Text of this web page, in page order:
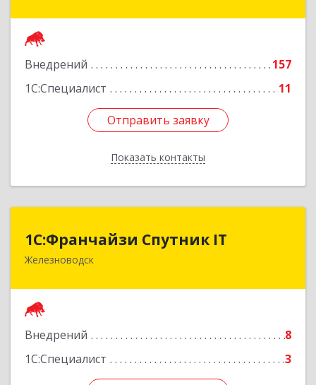
Внедрений
157
1С:Специалист
11
Отправить заявку
Показать контакты
Отправить заявку
Назад
1С:Франчайзи Спутник IT
Железноводск
Внедрений
8
1С:Специалист
3
1С:Франчайзи Спутник IT
357430, Ставропольский край, город-курорт
Подробнее